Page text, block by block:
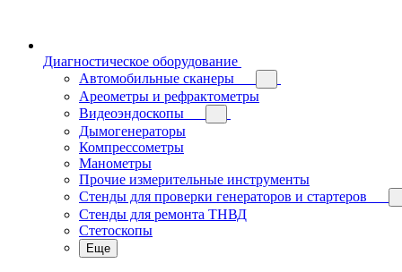
Диагностическое оборудование
Автомобильные сканеры
Ареометры и рефрактометры
Видеоэндоскопы
Дымогенераторы
Компрессометры
Манометры
Прочие измерительные инструменты
Стенды для проверки генераторов и стартеров
Стенды для ремонта ТНВД
Стетоскопы
Еще